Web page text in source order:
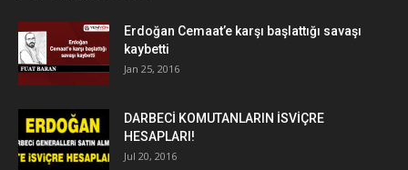
Erdoğan Cemaat’e karşı başlattığı savaşı
kaybetti
Jan 25, 2016
DARBECİ KOMUTANLARIN İSVİÇRE
HESAPLARI!
Jul 20, 2016